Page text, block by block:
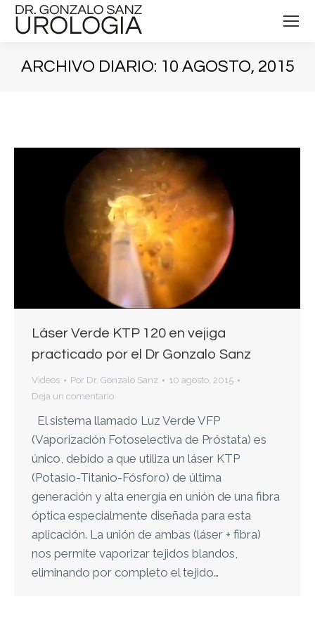
ARCHIVO DIARIO: 10 AGOSTO, 2015
Láser Verde KTP 120 en vejiga
practicado por el Dr Gonzalo Sanz
Videos Por Dr. Gonzalo Sanz
10 agosto, 2015
Deja un comentario
El sistema llamado Luz Verde VFP
(Vaporización Fotoselectiva de Próstata) es
único, debido a que utiliza un láser KTP
(Potasio-Titanio-Fósforo) de última
generación y alta energía en unión de una fibra
óptica especialmente diseñada para esta
aplicación. La unión de ambas (láser + fibra)
nos permite vaporizar tejidos blandos,
eliminando por completo el tejido…